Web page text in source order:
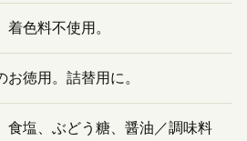
色料不使用。
お徳用。詰替用に。
食塩、ぶどう糖、醤油／調味料